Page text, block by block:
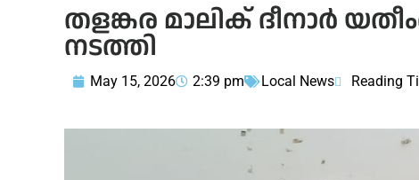
തളങ്കര മാലിക് ദീനാർ
നടത്തി
May 15, 2026 2:39 pm Local News Reading